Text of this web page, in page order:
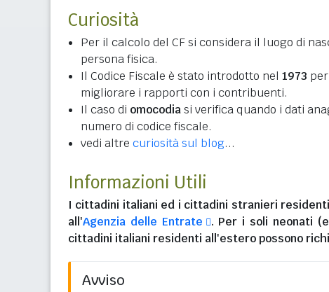
Curiosità
Per il calcolo del CF si considera il luogo di
persona fisica.
Il Codice Fiscale è stato introdotto nel 1973
migliorare i rapporti con i contribuenti.
Il caso di omocodiasi verifica quando i dati
numero di codice fiscale.
vedi altre curiosità sul blog...
Informazioni Utili
I cittadini italiani ed i cittadini stranieri
all'Agenzia delle Entrate
. Per i soli neonati
cittadini italiani residenti all'esteropossono
Avviso